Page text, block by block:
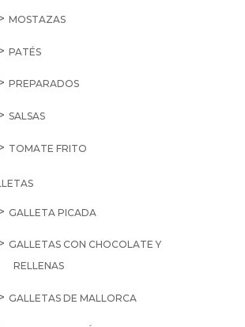
MOSTAZAS
PATÉS
PREPARADOS
SALSAS
TOMATE FRITO
GALLETA PICADA
GALLETAS CON CHOCOLATE Y
RELLENAS
GALLETAS DE MALLORCA